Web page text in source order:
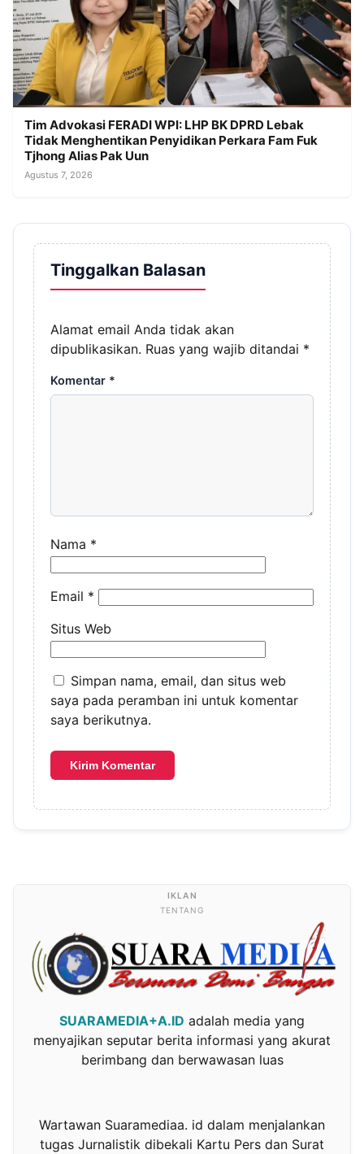
Tim Advokasi FERADI WPI: LHP BK DPRD Lebak
Tidak Menghentikan Penyidikan Perkara Fam Fuk
Tjhong Alias Pak Uun
Agustus 7, 2026
Tinggalkan Balasan
Alamat email Anda tidak akan
dipublikasikan. Ruas yang wajib ditandai *
Komentar *
Nama *
Email *
Situs Web
Simpan nama, email, dan situs web
saya pada peramban ini untuk komentar
saya berikutnya.
TENTANG
SUARAMEDIA+A.ID adalah media yang
menyajikan seputar berita informasi yang akurat
berimbang dan berwawasan luas
Wartawan Suaramediaa. id dalam menjalankan
tugas Jurnalistik dibekali Kartu Pers dan Surat